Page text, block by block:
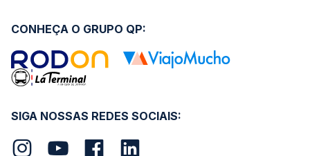
SIGA NOSSAS REDES SOCIAIS:
CONHEÇA O GRUPO QP: